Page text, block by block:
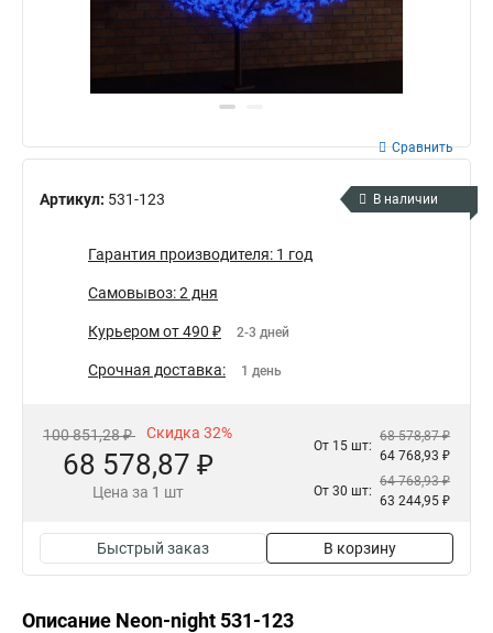
Артикул: 531-123
Сравнить
В наличии
Гарантия производителя: 1 год
Самовывоз: 2 дня
Курьером от 490 ₽ 2-3 дней
Срочная доставка: 1 день
100 851,28 ₽ Скидка 32%
68 578,87 ₽
Цена за 1 шт
От 15 шт:
68 578,87 ₽
64 768,93 ₽
От 30 шт:
64 768,93 ₽
63 244,95 ₽
Быстрый заказ В корзину
Описание Neon-night 531-123